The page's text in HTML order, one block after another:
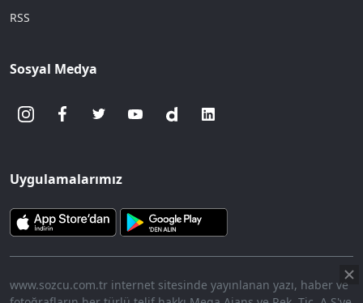
RSS
Sosyal Medya
Uygulamalarımız
www.sozcu.com.tr internet sitesinde yayınlanan yazı, haber ve